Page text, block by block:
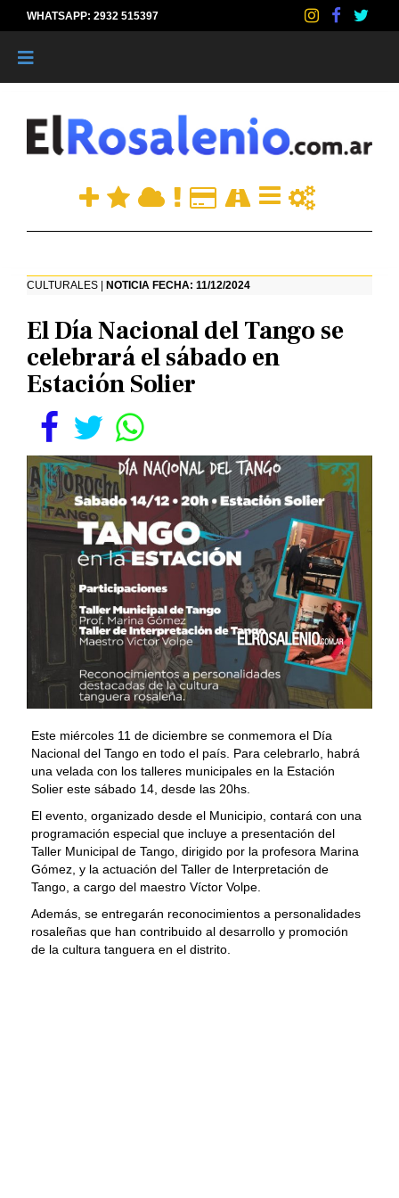
WHATSAPP: 2932 515397
CULTURALES | NOTICIA FECHA: 11/12/2024
El Día Nacional del Tango se
celebrará el sábado en
Estación Solier
Este miércoles 11 de diciembre se conmemora el Día
Nacional del Tango en todo el país. Para celebrarlo, habrá
una velada con los talleres municipales en la Estación
Solier este sábado 14, desde las 20hs.
El evento, organizado desde el Municipio, contará con una
programación especial que incluye a presentación del
Taller Municipal de Tango, dirigido por la profesora Marina
Gómez, y la actuación del Taller de Interpretación de
Tango, a cargo del maestro Víctor Volpe.
Además, se entregarán reconocimientos a personalidades
rosaleñas que han contribuido al desarrollo y promoción
de la cultura tanguera en el distrito.